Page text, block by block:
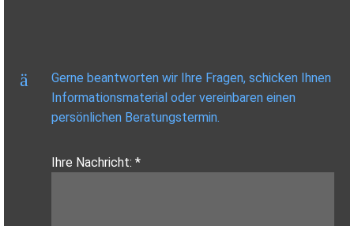
Gerne beantworten wir Ihre Fragen, schicken Ihnen
Informationsmaterial oder vereinbaren einen
persönlichen Beratungstermin.
Ihre Nachricht: *